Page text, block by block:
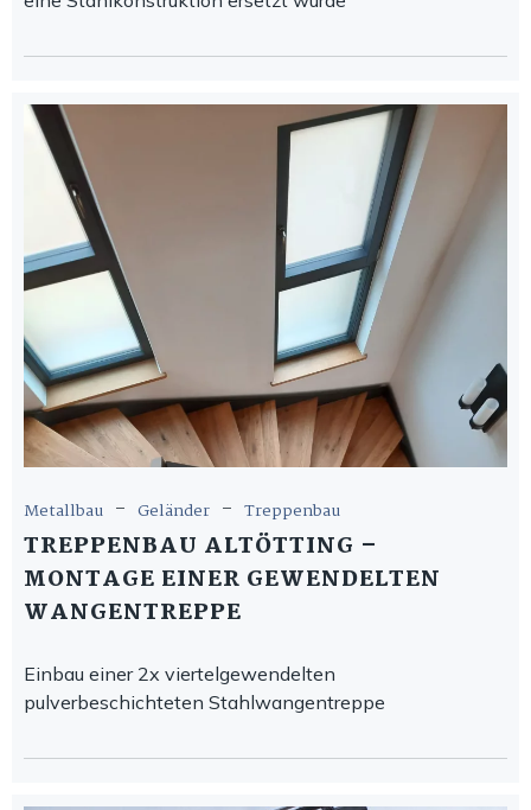
Metallbau - Geländer - Treppenbau
TREPPENBAU ALTÖTTING –
MONTAGE EINER GEWENDELTEN
WANGENTREPPE
Einbau einer 2x viertelgewendelten
pulverbeschichteten Stahlwangentreppe